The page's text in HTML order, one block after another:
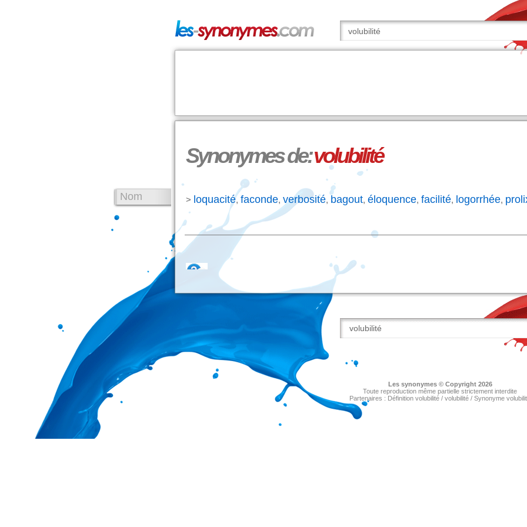
Synonymes de:volubilité
Nom > loquacité, faconde, verbosité, bagout, éloquence, facilité, logorrhée,
Les synonymes© Copyright 2026
Toute reproduction même partielle strictement interdite
Partenaires : Définition volubilité / volubilité / Synonyme